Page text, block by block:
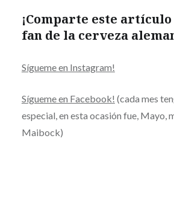
¡Comparte este
fan de la cerveza
Sígueme en Instagram!
Sígueme en Facebook! (cada mes
especial, en esta ocasión fue, Mayo,
Maibock)